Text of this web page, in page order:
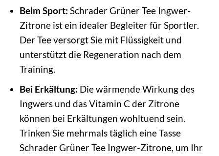
Beim Sport: Schrader Grüner Tee Ingwer-
Zitrone ist ein idealer Begleiter für Sportler.
Der Tee versorgt Sie mit Flüssigkeit und
unterstützt die Regeneration nach dem
Training.
Bei Erkältung: Die wärmende Wirkung des
Ingwers und das Vitamin C der Zitrone
können bei Erkältungen wohltuend sein.
Trinken Sie mehrmals täglich eine Tasse
Schrader Grüner Tee Ingwer-Zitrone, um Ihr